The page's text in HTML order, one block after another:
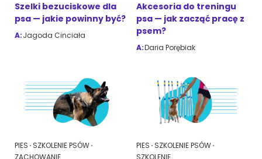
Szelki bezuciskowe dla
psa — jakie powinny być?
A:Jagoda Cinciała
Akcesoria do treningu
psa — jak zacząć pracę z
psem?
A:Daria Porębiak
PIES SZKOLENIE PSÓW
PIES SZKOLENIE PSÓW